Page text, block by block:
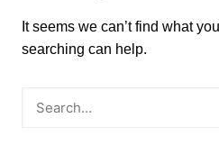
It seems we can’t find what
searching can help.